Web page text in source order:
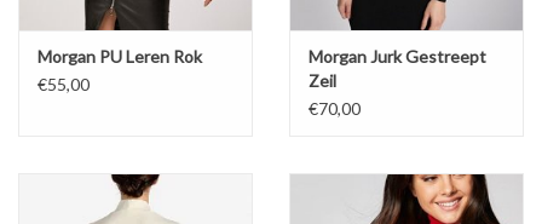
Morgan PU Leren Rok
€55,00
Morgan Jurk Gestreept
Zeil
€70,00